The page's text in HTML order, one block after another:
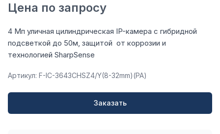
Цена по запросу
4 Мп уличная цилиндрическая IP-камера с гибридной
подсветкой до 50м, защитой от коррозии и
технологией SharpSense
Артикул: F-IC-3643CHSZ4/Y(8-32mm)(PA)
Заказать